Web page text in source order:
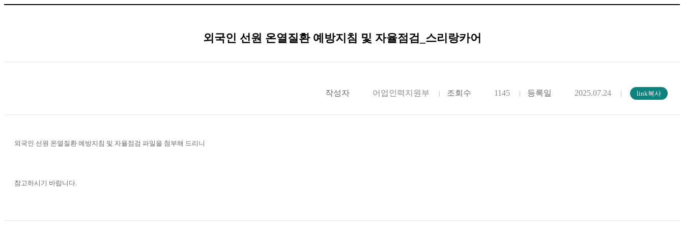
외국인 선원 온열질환 예방지침 및 자율점검_스리랑카어
작성자 어업인력지원부 조회수 1145 등록일 2025.07.24
외국인 선원 온열질환 예방지침 및 자율점검 파일을 첨부해 드리니
참고하시기 바랍니다.